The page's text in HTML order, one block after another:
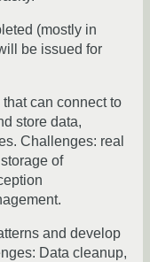
(mostly in
be issued for
can connect to
store data,
Challenges: real
of
and develop
Data cleanup,